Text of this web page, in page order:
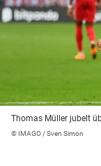
Thomas Müller jubelt
© IMAGO / Sven Simon